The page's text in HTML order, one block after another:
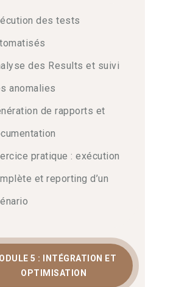
des tests
des Results et suivi
anomalies
de rapports et
pratique : exécution
et reporting d’un
5 : INTÉGRATION ET
OPTIMISATION